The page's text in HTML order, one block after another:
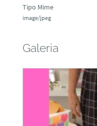
Tipo Mime
image/jpeg
Galeria